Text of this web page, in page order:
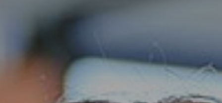
Over ons
Wie zijn wij?
Ons onderwijs